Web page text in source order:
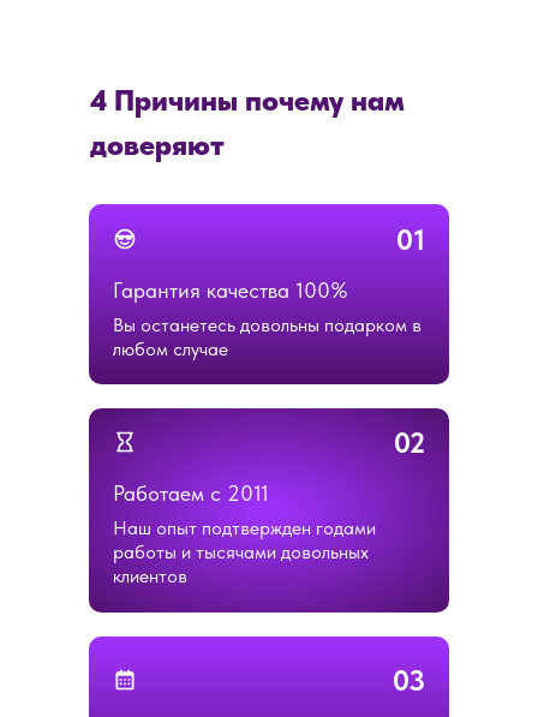
4 Причины почему нам
доверяют
01
Вы останетесь довольны подарком в
любом случае
Гарантия качества 100%
02
Работаем с 2011
Наш опыт подтвержден годами
работы и тысячами довольных
клиентов
03